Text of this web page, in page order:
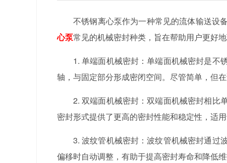
不锈钢离心泵作为一种常见的流体输送设
心泵常见的机械密封种类，旨在帮助用户更好
1. 单端面机械密封：单端面机械密封是不
轴，与固定部分形成密闭空间。尽管简单，但
2. 双端面机械密封：双端面机械密封相比
密封形式提供了更高的密封性能和稳定性，适
3. 波纹管机械密封：波纹管机械密封通过
偏移时自动调整，有助于提高密封寿命和降低维